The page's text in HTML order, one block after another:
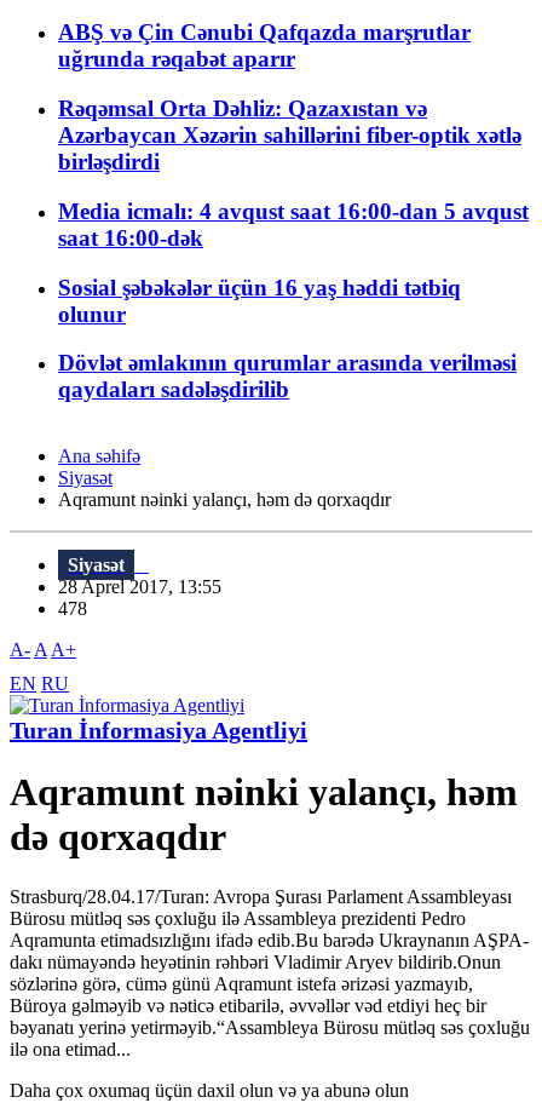
ABŞ və Çin Cənubi Qafqazda marşrutlar
uğrunda rəqabət aparır
Rəqəmsal Orta Dəhliz: Qazaxıstan və
Azərbaycan Xəzərin sahillərini fiber-optik xətlə
birləşdirdi
Media icmalı: 4 avqust saat 16:00-dan 5 avqust
saat 16:00-dək
Sosial şəbəkələr üçün 16 yaş həddi tətbiq
olunur
Dövlət əmlakının qurumlar arasında verilməsi
qaydaları sadələşdirilib
Ana səhifə
Siyasət
Aqramunt nəinki yalançı, həm də qorxaqdır
Siyasət
28 Aprel 2017, 13:55
478
A- A A+
EN RU
Turan İnformasiya Agentliyi
Aqramunt nəinki yalançı, həm
də qorxaqdır
Strasburq/28.04.17/Turan: Avropa Şurası Parlament Assambleyası
Bürosu mütləq səs çoxluğu ilə Assambleya prezidenti Pedro
Aqramunta etimadsızlığını ifadə edib.Bu barədə Ukraynanın AŞPA-
dakı nümayəndə heyətinin rəhbəri Vladimir Aryev bildirib.Onun
sözlərinə görə, cümə günü Aqramunt istefa ərizəsi yazmayıb,
Büroya gəlməyib və nəticə etibarilə, əvvəllər vəd etdiyi heç bir
bəyanatı yerinə yetirməyib.“Assambleya Bürosu mütləq səs çoxluğu
ilə ona etimad...
Daha çox oxumaq üçün daxil olun və ya abunə olun